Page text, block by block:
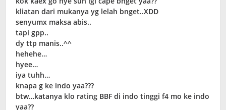
kliatan dari mukanya yg lelah bnget..XDD
senyumx maksa abis..
tapi gpp..
dy ttp manis..^^
hehehe…
hyee…
iya tuhh…
knapa g ke indo yaa???
btw…katanya klo rating BBF di indo tinggi f4 mo ke indo
yaa??